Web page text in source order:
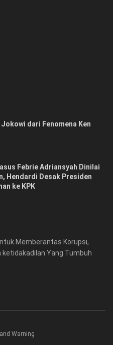
dari Fenomena Ken
Febrie Adriansyah Dinilai
Hendardi Desak Presiden
ke KPK
Memberantas Korupsi,
ketidakadilan Yang Tumbuh
Warning